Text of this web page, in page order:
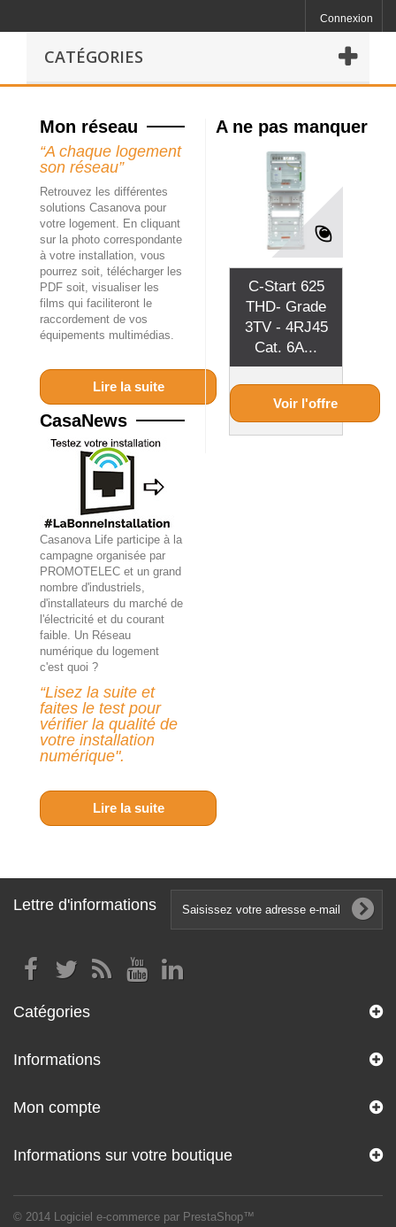
Connexion
CATÉGORIES
Mon réseau
“A chaque logement
son réseau”
Retrouvez les différentes
solutions Casanova pour
votre logement. En cliquant
sur la photo correspondante
à votre installation, vous
pourrez soit, télécharger les
PDF soit, visualiser les
films qui faciliteront le
raccordement de vos
équipements multimédias.
Lire la suite
CasaNews
Casanova Life participe à la
campagne organisée par
PROMOTELEC et un grand
nombre d'industriels,
d'installateurs du marché de
l'électricité et du courant
faible. Un Réseau
numérique du logement
c'est quoi ?
“Lisez la suite et
faites le test pour
vérifier la qualité de
votre installation
numérique".
Lire la suite
A ne pas manquer
C-Start 625
THD- Grade
3TV - 4RJ45
Cat. 6A...
Voir l'offre
Lettre d'informations
Catégories
Informations
© 2014 Logiciel e-commerce par PrestaShop™
Mon compte
Informations sur votre boutique